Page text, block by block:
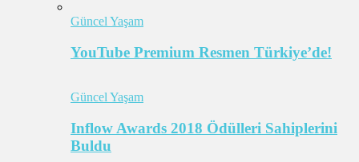
Güncel Yaşam
YouTube Premium Resmen Türkiye’de!
Güncel Yaşam
Inflow Awards 2018 Ödülleri Sahiplerini
Buldu